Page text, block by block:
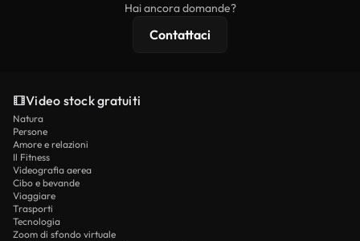
Hai ancora domande?
Contattaci
Video stock gratuiti
Natura
Persone
Amore e relazioni
Il Fitness
Videografia aerea
Cibo e bevande
Viaggiare
Trasporti
Tecnologia
Zoom di sfondo virtuale